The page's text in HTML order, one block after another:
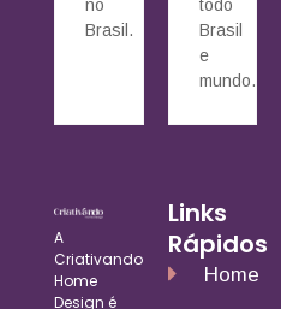
A
Criativando
Home
Design é
Links
Rápidos
Home
no
Brasil.
todo
Brasil
e
mundo.